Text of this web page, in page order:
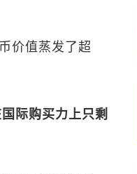
价值蒸发了超
际购买力上只剩